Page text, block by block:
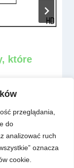
przeglądania,
do
analizować ruch
oznacza
cookie.
które